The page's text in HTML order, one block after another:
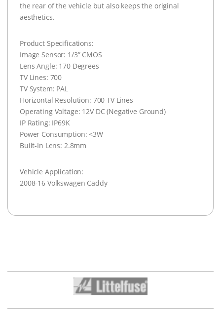
the rear of the vehicle but also keeps the original
aesthetics.
Product Specifications:
Image Sensor: 1/3” CMOS
Lens Angle: 170 Degrees
TV Lines: 700
TV System: PAL
Horizontal Resolution: 700 TV Lines
Operating Voltage: 12V DC (Negative Ground)
IP Rating: IP69K
Power Consumption: <3W
Built-In Lens: 2.8mm
Vehicle Application:
2008-16 Volkswagen Caddy